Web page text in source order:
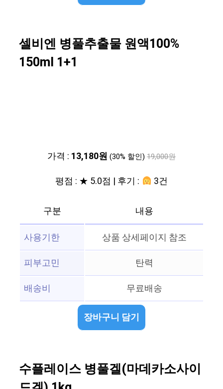
셀비엔 병풀추출물 원액100%
150ml 1+1
가격 : 13,180원 (30% 할인) 19,000원
평점 : ★ 5.0점 | 후기 : 3건
구분
내용
사용기한
상품 상세페이지 참조
피부고민
탄력
배송비
무료배송
장바구니 담기
수플레이스 병풀겔(마데카소사이